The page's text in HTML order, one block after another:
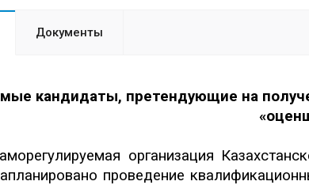
Документы
кандидаты, претендующие на
организация
проведение